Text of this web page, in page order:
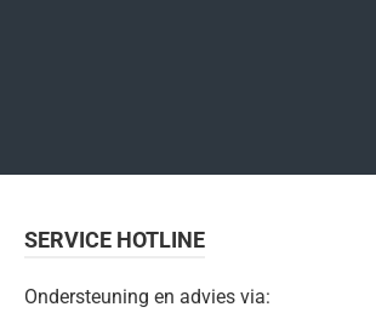
SERVICE HOTLINE
Ondersteuning en advies via: